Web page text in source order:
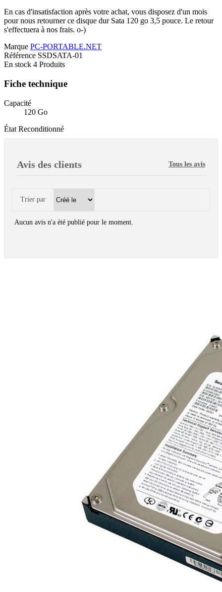
En cas d'insatisfaction après votre achat, vous disposez d'un mois
pour nous retourner ce disque dur Sata 120 go 3,5 pouce. Le retour
s'effectuera à nos frais. o-)
Marque PC-PORTABLE.NET
Référence SSDSATA-01
En stock 4 Produits
Fiche technique
Capacité
120 Go
État Reconditionné
Avis des clients Tous les avis
Trier par
Aucun avis n'a été publié pour le moment.